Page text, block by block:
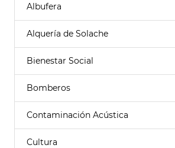
Albufera
Alquería de Solache
Bienestar Social
Bomberos
Contaminación Acústica
Cultura